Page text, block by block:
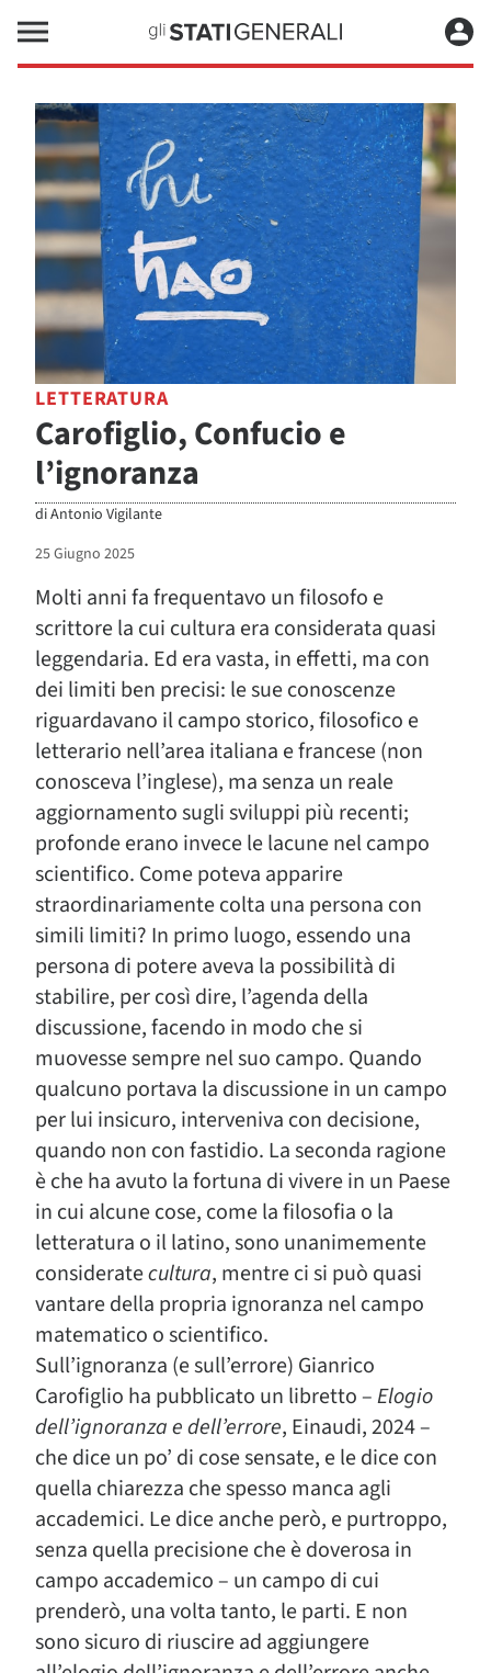
LETTERATURA
Carofiglio, Confucio e
l’ignoranza
diAntonio Vigilante
25 Giugno 2025
Molti anni fa frequentavo un filosofo e
scrittore la cui cultura era considerata quasi
leggendaria. Ed era vasta, in effetti, ma con
dei limiti ben precisi: le sue conoscenze
riguardavano il campo storico, filosofico e
letterario nell’area italiana e francese (non
conosceva l’inglese), ma senza un reale
aggiornamento sugli sviluppi più recenti;
profonde erano invece le lacune nel campo
scientifico. Come poteva apparire
straordinariamente colta una persona con
simili limiti? In primo luogo, essendo una
persona di potere aveva la possibilità di
stabilire, per così dire, l’agenda della
discussione, facendo in modo che si
muovesse sempre nel suo campo. Quando
qualcuno portava la discussione in un campo
per lui insicuro, interveniva con decisione,
quando non con fastidio. La seconda ragione
è che ha avuto la fortuna di vivere in un Paese
in cui alcune cose, come la filosofia o la
letteratura o il latino, sono unanimemente
consideratecultura, mentre ci si può quasi
vantare della propria ignoranza nel campo
matematico o scientifico.
Sull’ignoranza (e sull’errore) Gianrico
Carofiglio ha pubblicato un libretto –Elogio
dell’ignoranza e dell’errore, Einaudi, 2024 –
che dice un po’ di cose sensate, e le dice con
quella chiarezza che spesso manca agli
accademici. Le dice anche però, e purtroppo,
senza quella precisione che è doverosa in
campo accademico – un campo di cui
prenderò, una volta tanto, le parti. E non
sono sicuro di riuscire ad aggiungere